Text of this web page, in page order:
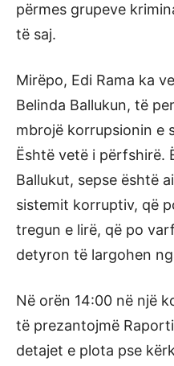
përmes grupeve
të saj.
Mirëpo, Edi Rama ka
Belinda Ballukun, të
mbrojë korrupsionin e
Është vetë i përfshirë.
Ballukut, sepse është
sistemit korruptiv, që
tregun e lirë, që po
detyron të largohen
Në orën 14:00 në një
të prezantojmë
detajet e plota pse